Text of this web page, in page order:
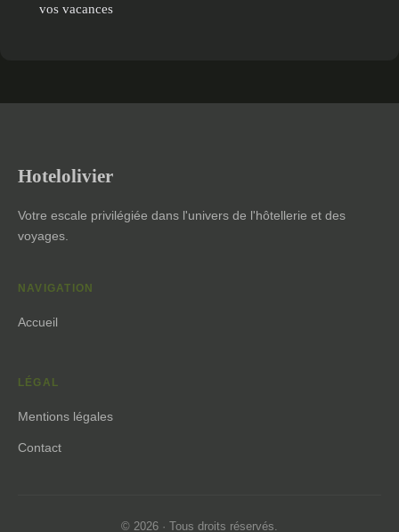
vos vacances
Hotelolivier
Votre escale privilégiée dans l'univers de l'hôtellerie et des
voyages.
NAVIGATION
Accueil
LÉGAL
Mentions légales
Contact
© 2026 · Tous droits réservés.